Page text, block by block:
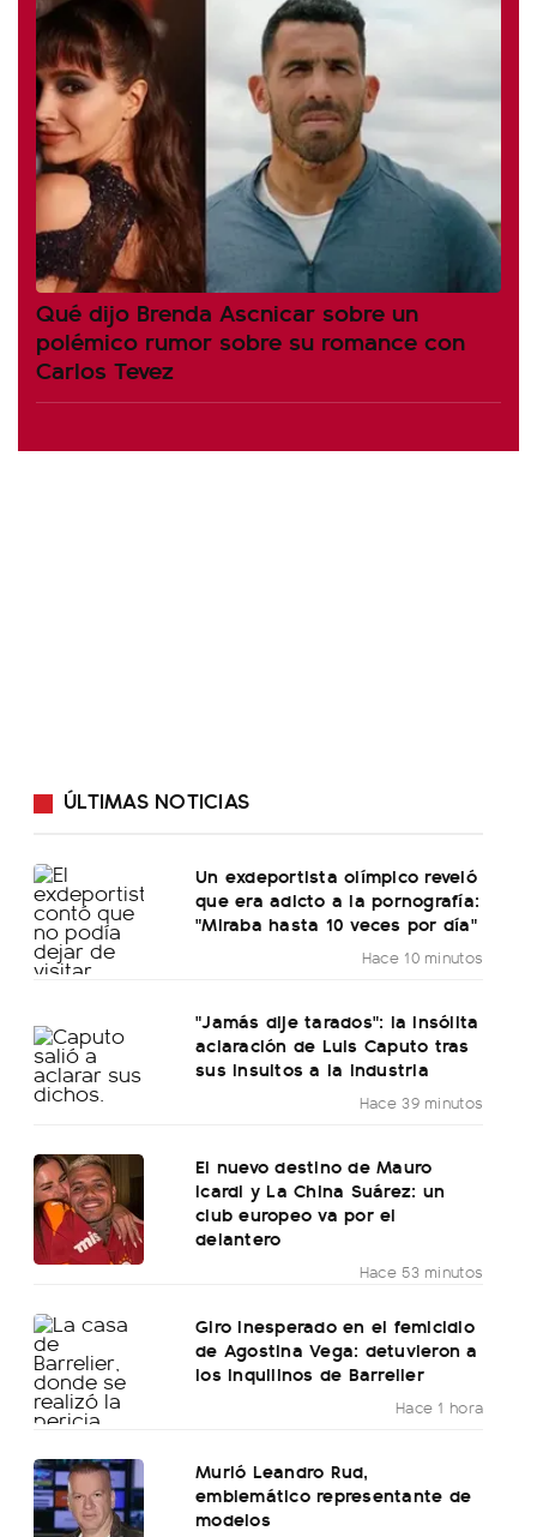
Qué dijo Brenda Ascnicar sobre un
polémico rumor sobre su romance con
Carlos Tevez
ÚLTIMAS NOTICIAS
Un exdeportista olímpico reveló
que era adicto a la pornografía:
"Miraba hasta 10 veces por día"
Hace 10 minutos
"Jamás dije tarados": la insólita
aclaración de Luis Caputo tras
sus insultos a la industria
Hace 39 minutos
El nuevo destino de Mauro
Icardi y La China Suárez: un
club europeo va por el
delantero
Hace 53 minutos
Giro inesperado en el femicidio
de Agostina Vega: detuvieron a
los inquilinos de Barrelier
Hace 1 hora
Murió Leandro Rud,
emblemático representante de
modelos